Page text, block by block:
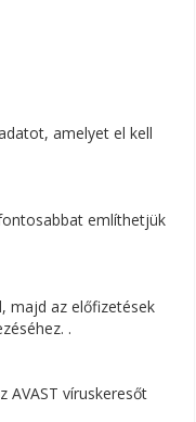
amelyet el kell
említhetjük
majd az előfizetések
.
AVAST víruskeresőt